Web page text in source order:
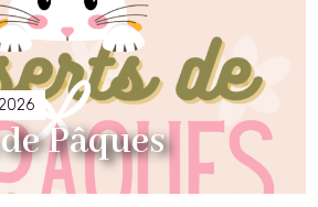
Pâques